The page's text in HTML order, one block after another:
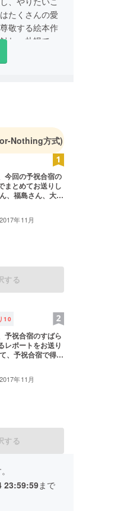
たくさんの愛
敬する絵本作
れ、札幌での
しましょう！
Nothing方式)
今回の予祝合宿の
まとめてお送りし
、福島さん、大嶋
お話をしっかりと
にします。 参加
らで予祝合宿の
年11月
する
10
予祝合宿のすばら
レポートをお送り
、予祝合宿で得た
入れたコーチング
ていただきます
ートあり） あな
年11月
する
23:59:59まで